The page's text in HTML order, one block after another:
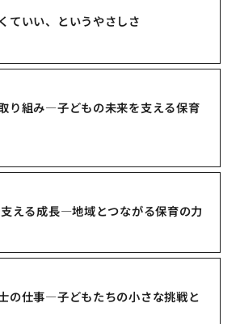
ていい、というやさしさ
り組み―子どもの未来を支える保育
支える成長―地域とつながる保育の力
の仕事―子どもたちの小さな挑戦と